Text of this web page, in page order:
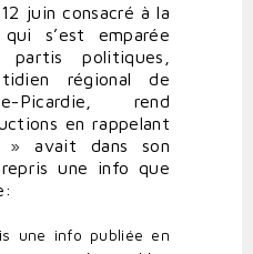
juin consacré à la
s’est emparée
politiques,
régional de
Picardie, rend
en rappelant
» avait dans son
une info que
une info publiée en